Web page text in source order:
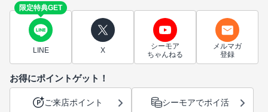
限定特典GET
LINE X
シーモア
ちゃんねる
メルマガ
登録
お得にポイントゲット！
ご来店ポイント シーモアでポイ活